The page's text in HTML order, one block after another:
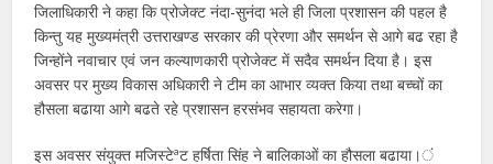
जिलाधिकारी ने कहा कि प्रोजेक्ट नंदा-सुनंदा भले ही जिला प्रशासन की पहल है
किन्तु यह मुख्यमंत्री उत्तराखण्ड सरकार की प्रेरणा और समर्थन से आगे बढ रहा है
जिन्होंने नवाचार एवं जन कल्याणकारी प्रोजेक्ट में सदैव समर्थन दिया है। इस
अवसर पर मुख्य विकास अधिकारी ने टीम का आभार व्यक्त किया तथा बच्चों का
हौसला बढाया आगे बढते रहे प्रशासन हरसंभव सहायता करेगा।
इस अवसर संयुक्त मजिस्टेªट हर्षिता सिंह ने बालिकाओं का हौसला बढाया।ं